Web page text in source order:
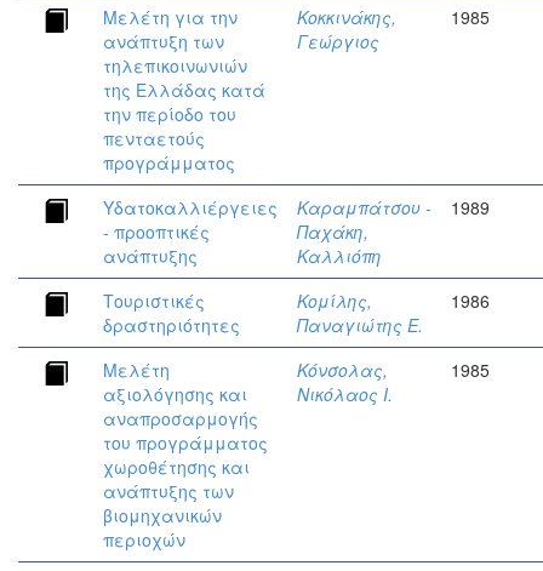
Μελέτη για την
ανάπτυξη των
τηλεπικοινωνιών
της Ελλάδας κατά
την περίοδο του
πενταετούς
προγράμματος
Κοκκινάκης,
Γεώργιος
1985
Υδατοκαλλιέργειες
- προοπτικές
ανάπτυξης
Καραμπάτσου -
Παχάκη,
Καλλιόπη
1989
Τουριστικές
δραστηριότητες
Κομίλης,
Παναγιώτης Ε.
1986
Μελέτη
αξιολόγησης και
αναπροσαρμογής
του προγράμματος
χωροθέτησης και
ανάπτυξης των
βιομηχανικών
περιοχών
Κόνσολας,
Νικόλαος Ι.
1985